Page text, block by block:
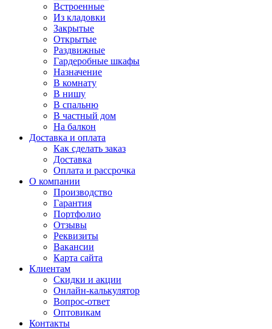
Встроенные
Из кладовки
Закрытые
Открытые
Раздвижные
Гардеробные шкафы
Назначение
В комнату
В нишу
В спальню
В частный дом
На балкон
Доставка и оплата
Как сделать заказ
Доставка
Оплата и рассрочка
О компании
Производство
Гарантия
Портфолио
Отзывы
Реквизиты
Вакансии
Карта сайта
Клиентам
Скидки и акции
Онлайн-калькулятор
Вопрос-ответ
Оптовикам
Контакты